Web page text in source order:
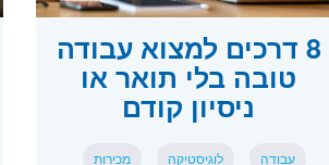
8 דרכים למצוא עבודה
טובה בלי תואר או
ניסיון קודם
עבודה לוגיסטיקה מכירות